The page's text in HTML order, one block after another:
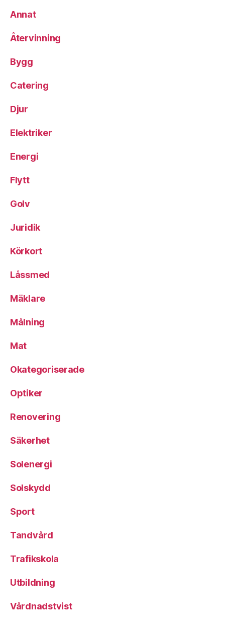
Annat
Återvinning
Bygg
Catering
Djur
Elektriker
Energi
Flytt
Golv
Juridik
Körkort
Låssmed
Mäklare
Målning
Mat
Okategoriserade
Optiker
Renovering
Säkerhet
Solenergi
Solskydd
Sport
Tandvård
Trafikskola
Utbildning
Vårdnadstvist